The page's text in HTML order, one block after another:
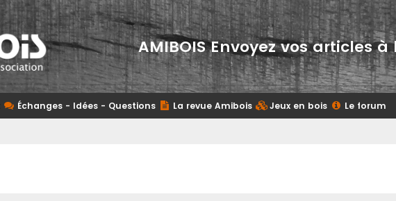
AMIBOIS Envoyez vos articles
Échanges - Idées - Questions La revue Amibois Jeux en bois Le forum